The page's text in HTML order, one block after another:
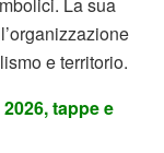
e territorio.
tappe e